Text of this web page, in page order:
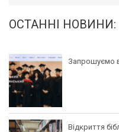
ОСТАННІ НОВИНИ:
Запрошуємо
Відкриття